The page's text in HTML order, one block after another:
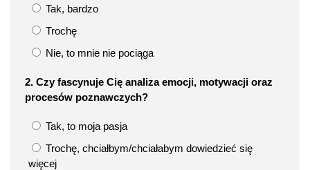
Tak, bardzo
Trochę
Nie, to mnie nie pociąga
2. Czy fascynuje Cię analiza emocji, motywacji oraz
procesów poznawczych?
Tak, to moja pasja
Trochę, chciałbym/chciałabym dowiedzieć się
więcej